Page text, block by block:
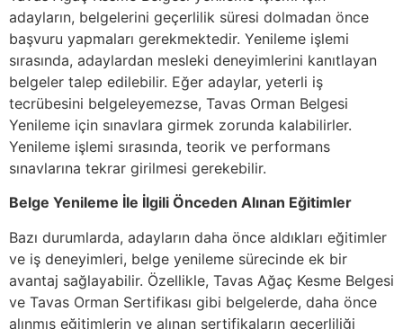
adayların, belgelerini geçerlilik süresi dolmadan önce
başvuru yapmaları gerekmektedir. Yenileme işlemi
sırasında, adaylardan mesleki deneyimlerini kanıtlayan
belgeler talep edilebilir. Eğer adaylar, yeterli iş
tecrübesini belgeleyemezse, Tavas Orman Belgesi
Yenileme için sınavlara girmek zorunda kalabilirler.
Yenileme işlemi sırasında, teorik ve performans
sınavlarına tekrar girilmesi gerekebilir.
Belge Yenileme İle İlgili Önceden Alınan Eğitimler
Bazı durumlarda, adayların daha önce aldıkları eğitimler
ve iş deneyimleri, belge yenileme sürecinde ek bir
avantaj sağlayabilir. Özellikle, Tavas Ağaç Kesme Belgesi
ve Tavas Orman Sertifikası gibi belgelerde, daha önce
alınmış eğitimlerin ve alınan sertifikaların geçerliliği